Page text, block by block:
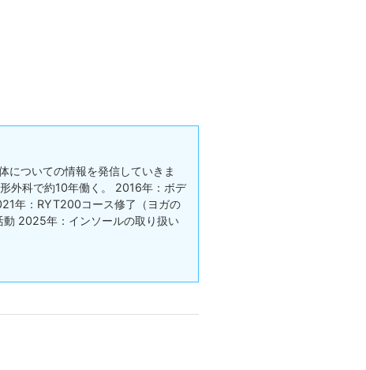
についての情報を発信していきま
外科で約10年働く。 2016年：ボデ
年：RYT200コース修了（ヨガの
2025年：インソールの取り扱い